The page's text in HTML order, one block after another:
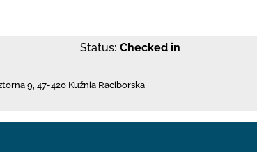
Status: Checked in
9, 47-420 Kuźnia Raciborska